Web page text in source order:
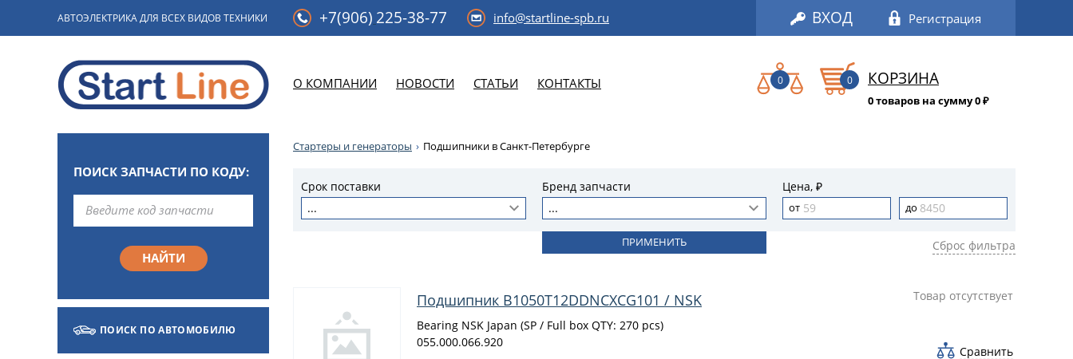
АВТОЭЛЕКТРИКА ДЛЯ ВСЕХ ВИДОВ ТЕХНИКИ +7(906) 225-38-77 info@startline-spb.ru ВХОД Регистрация
О КОМПАНИИ НОВОСТИ СТАТЬИ КОНТАКТЫ 0 0 КОРЗИНА
0 товаров на сумму 0₽
ПОИСК ЗАПЧАСТИ ПО КОДУ:
ПОИСК ПО АВТОМОБИЛЮ
Стартеры и генераторы Подшипники в Санкт-Петербурге
Срок поставки
...
Бренд запчасти
...
Цена, ₽
Сброс фильтра
Подшипник B1050T12DDNCXCG101 / NSK
Товар отсутствует
Bearing NSK Japan (SP / Full box QTY: 270 pcs)
055.000.066.920
Сравнить